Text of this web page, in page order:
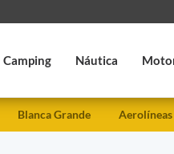
Camping Náutica
Blanca Grande Aerolíneas